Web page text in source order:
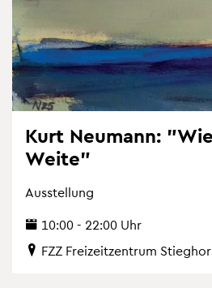
Kurt Neu­mann:
Weite"
Aus­stel­lung
10:00 - 22:00 Uhr
FZZ Frei­zeit­zen­trum